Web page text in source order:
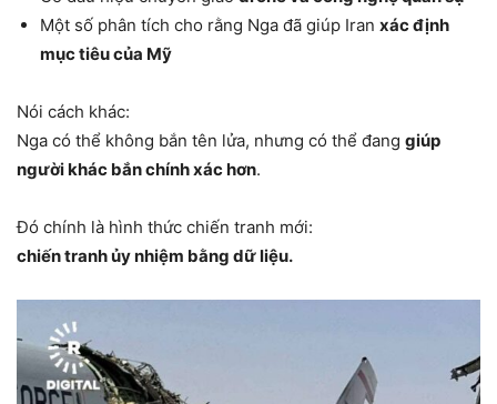
Một số phân tích cho rằng Nga đã giúp Iran xác định
mục tiêu của Mỹ
Nói cách khác:
Nga có thể không bắn tên lửa, nhưng có thể đang giúp
người khác bắn chính xác hơn.
Đó chính là hình thức chiến tranh mới:
chiến tranh ủy nhiệm bằng dữ liệu.